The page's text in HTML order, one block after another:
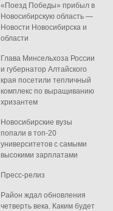
«Поезд Победы» прибыл в
Новосибирскую область —
Новости Новосибирска и
области
Глава Минсельхоза России
и губернатор Алтайского
края посетили тепличный
комплекс по выращиванию
хризантем
Новосибирские вузы
попали в топ-20
университетов с самыми
высокими зарплатами
Пресс-релиз
Район ждал обновления
четверть века. Каким будет